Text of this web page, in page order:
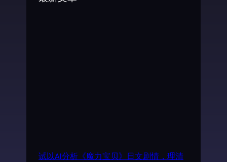
试以AI分析《魔力宝贝》日文剧情，理清